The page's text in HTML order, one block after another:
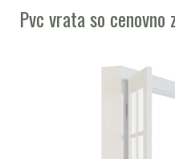
Pvc vrata so cenovno